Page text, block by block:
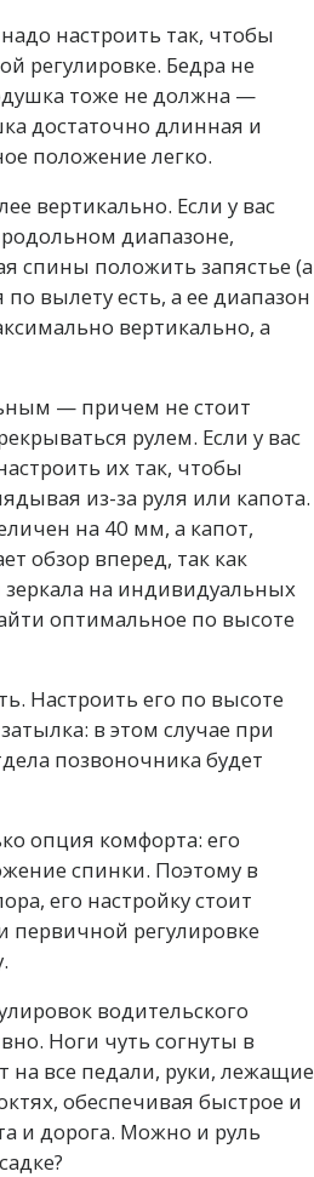
настроить так, чтобы
регулировке. Бедра не
тоже не должна —
достаточно длинная и
положение легко.
вертикально. Если у вас
диапазоне,
спины положить запястье (а
вылету есть, а ее диапазон
вертикально, а
— причем не стоит
рулем. Если у вас
их так, чтобы
из-за руля или капота.
на 40 мм, а капот,
обзор вперед, так как
на индивидуальных
оптимальное по высоте
Настроить его по высоте
в этом случае при
позвоночника будет
опция комфорта: его
спинки. Поэтому в
его настройку стоит
первичной регулировке
водительского
Ноги чуть согнуты в
на все педали, руки, лежащие
обеспечивая быстрое и
и дорога. Можно и руль